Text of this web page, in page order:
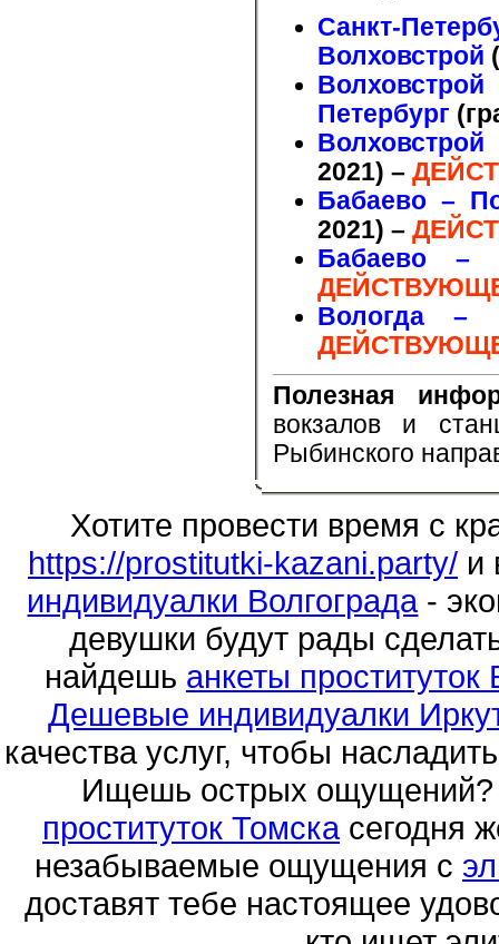
Санкт-
Волховстрой
Петербург
2021) –
Бабаево –
2021) –
Бабаево –
Вологда –
Полезная
вокзалов и
Рыбинского
Хотите провести время с
https://prostitutki-kazani.party/ и
индивидуалки Волгограда-
девушки будут рады
найдешь анкеты проституток
Дешевые индивидуалки
качества услуг, чтобы
Ищешь острых ощущений?
проституток Томскасегодня
незабываемые ощущения с
доставят тебе настоящее